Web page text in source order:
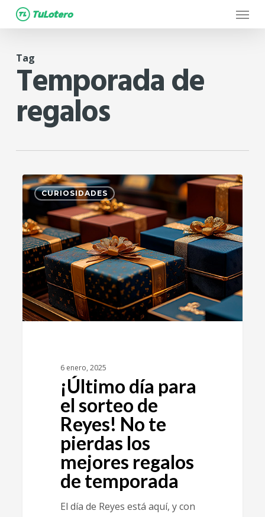
Skip
to
content
Menu
Tag
Temporada de
regalos
CURIOSIDADES
6 enero, 2025
¡Último día para
el sorteo de
Reyes! No te
pierdas los
mejores regalos
de temporada
El día de Reyes está aquí, y con
0